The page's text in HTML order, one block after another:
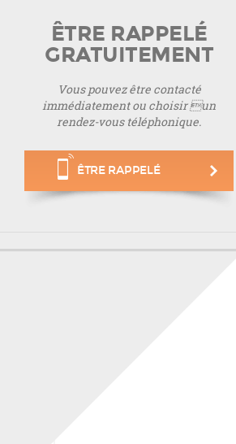
ÊTRE RAPPELÉ
GRATUITEMENT
Vous pouvez être contacté
immédiatement ou choisir un
rendez-vous téléphonique.
ÊTRE RAPPELÉ